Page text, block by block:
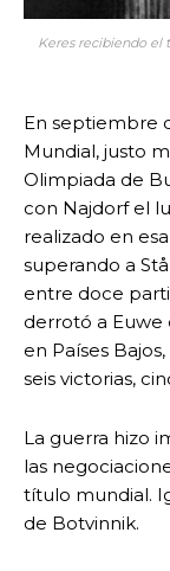
Keres recibiendo el
En septiembre
Mundial, justo
Olimpiada de
con Najdorf el
realizado en
superando a
entre doce
derrotó a Euwe
en Países
seis victorias,
La guerra hizo
las
título mundial.
de Botvinnik.